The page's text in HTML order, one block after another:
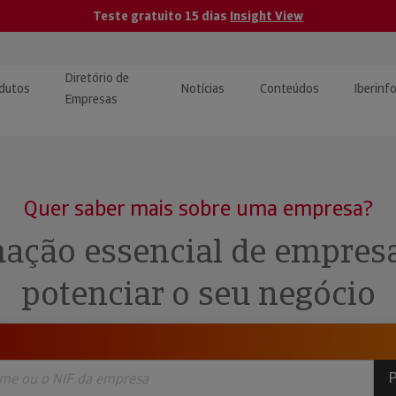
Teste gratuito 15 dias Insight View
de Créditos
Diretório de
Empresas
Notícias Conteúdos
Quer saber mais sobre uma empresa?
essencial de
potenciar o seu negócio